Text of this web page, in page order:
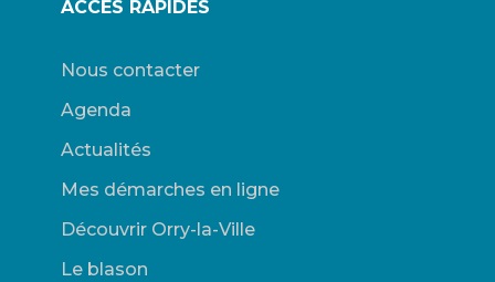
ACCES RAPIDES
Nous contacter
Agenda
Actualités
Mes démarches en ligne
Découvrir Orry-la-Ville
Le blason